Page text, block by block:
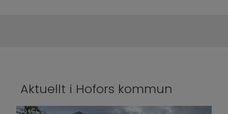
Aktuellt i Hofors kommun